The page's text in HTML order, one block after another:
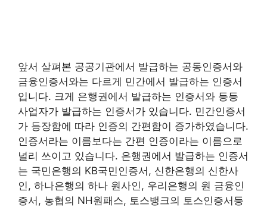
앞서 살펴본 공공기관에서 발급하는 공동인증서와
금융인증서와는 다르게 민간에서 발급하는 인증서
입니다. 크게 은행권에서 발급하는 인증서와 등등
사업자가 발급하는 인증서가 있습니다. 민간인증서
가 등장함에 따라 인증의 간편함이 증가하였습니다.
인증서라는 이름보다는 간편 인증이라는 이름으로
널리 쓰이고 있습니다. 은행권에서 발급하는 인증서
는 국민은행의 KB국민인증서, 신한은행의 신한사
인, 하나은행의 하나 원사인, 우리은행의 원 금융인
증서, 농협의 NH원패스, 토스뱅크의 토스인증서등